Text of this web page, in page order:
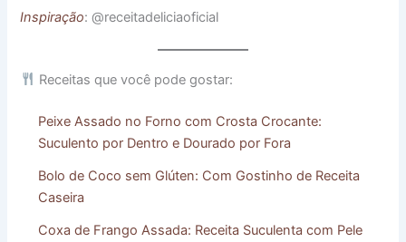
Inspiração: @receitadeliciaoficial
Receitas que você pode gostar:
Peixe Assado no Forno com Crosta Crocante:
Suculento por Dentro e Dourado por Fora
Bolo de Coco sem Glúten: Com Gostinho de Receita
Caseira
Coxa de Frango Assada: Receita Suculenta com Pele